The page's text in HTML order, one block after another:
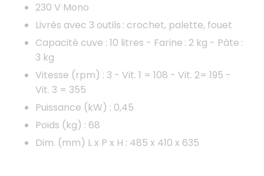
230 V Mono
Livrés avec 3 outils : crochet, palette, fouet
Capacité cuve : 10 litres - Farine : 2 kg - Pâte :
3 kg
Vitesse (rpm) : 3 - Vit. 1 = 108 - Vit. 2= 195 -
Vit. 3 = 355
Puissance (kW) : 0,45
Poids (kg) : 68
Dim. (mm) L x P x H : 485 x 410 x 635